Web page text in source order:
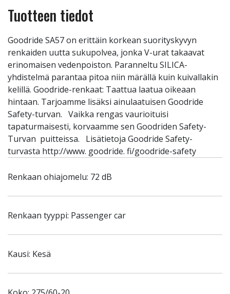
Tuotteen tiedot
Goodride SA57 on erittäin korkean suorityskyvyn
renkaiden uutta sukupolvea, jonka V-urat takaavat
erinomaisen vedenpoiston. Paranneltu SILICA-
yhdistelmä parantaa pitoa niin märällä kuin kuivallakin
kelillä. Goodride-renkaat: Taattua laatua oikeaan
hintaan. Tarjoamme lisäksi ainulaatuisen Goodride
Safety-turvan. Vaikka rengas vaurioituisi
tapaturmaisesti, korvaamme sen Goodriden Safety-
Turvan puitteissa. Lisätietoja Goodride Safety-
turvasta http://www. goodride. fi/goodride-safety
Renkaan ohiajomelu: 72 dB
Renkaan tyyppi: Passenger car
Kausi: Kesä